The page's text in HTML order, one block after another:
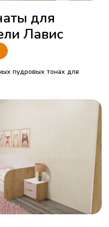
для
Лавис
пудровых тонах для